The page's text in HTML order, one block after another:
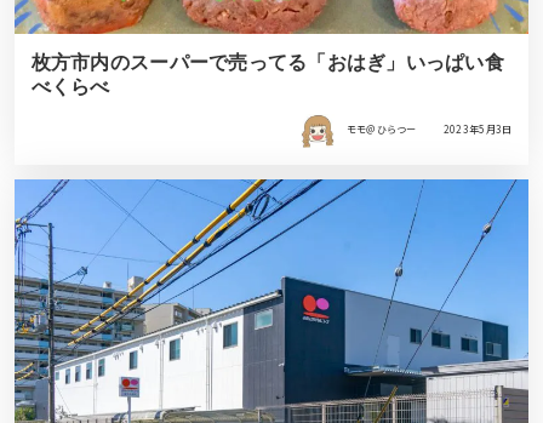
枚方市内のスーパーで売ってる「おはぎ」いっぱい食
べくらべ
モモ＠ひらつー 2023年5月3日